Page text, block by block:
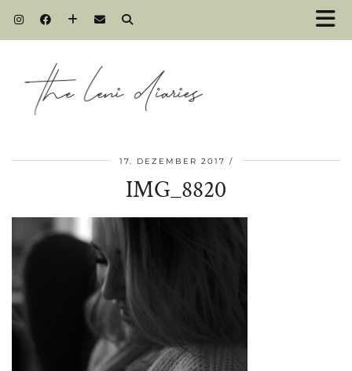
17. DEZEMBER 2017
IMG_8820